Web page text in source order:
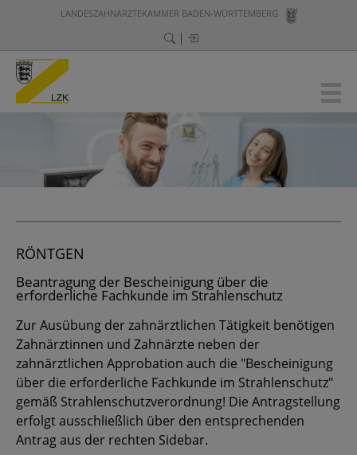
LANDESZAHNÄRZTEKAMMER BADEN-WÜRTTEMBERG
RÖNTGEN
Beantragung der Bescheinigung über die
erforderliche Fachkunde im Strahlenschutz
Zur Ausübung der zahnärztlichen Tätigkeit benötigen
Zahnärztinnen und Zahnärzte neben der
zahnärztlichen Approbation auch die "Bescheinigung
über die erforderliche Fachkunde im Strahlenschutz"
gemäß Strahlenschutzverordnung! Die Antragstellung
erfolgt ausschließlich über den entsprechenden
Antrag aus der rechten Sidebar.